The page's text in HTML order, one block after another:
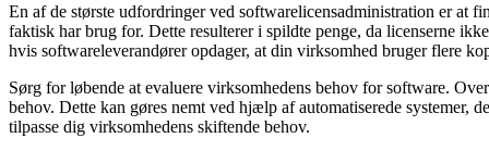
En af de største udfordringer ved softwarelicensadministration er at
faktisk har brug for. Dette resulterer i spildte penge, da licenserne
hvis softwareleverandører opdager, at din virksomhed bruger flere
Sørg for løbende at evaluere virksomhedens behov for software.
behov. Dette kan gøres nemt ved hjælp af automatiserede
tilpasse dig virksomhedens skiftende behov.